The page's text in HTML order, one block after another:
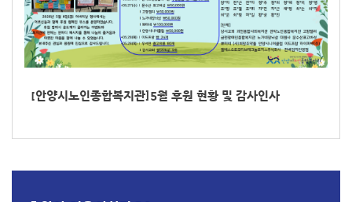
[안양시노인종합복지관]5월 후원 현황 및 감사인사